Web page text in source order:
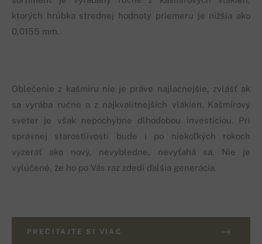
ktorých hrúbka strednej hodnoty priemeru je nižšia ako
0,0155 mm.
Oblečenie z kašmíru nie je práve najlacnejšie, zvlášť ak
sa vyrába ručne a z najkvalitnejších vlákien. Kašmírový
sveter je však nepochybne dlhodobou investíciou. Pri
správnej starostlivosti bude i po niekoľkých rokoch
vyzerať ako nový, nevybledne, nevyťahá sa. Nie je
vylúčené, že ho po Vás raz zdedí ďalšia generácia.
PREČITAJTE SI VIAC